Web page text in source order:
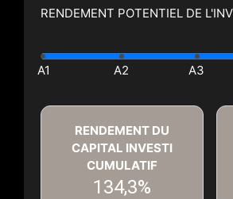
RENDEMENT POTENTIEL DE
RENDEMENT DU
CAPITAL INVESTI
CUMULATIF
134,3%